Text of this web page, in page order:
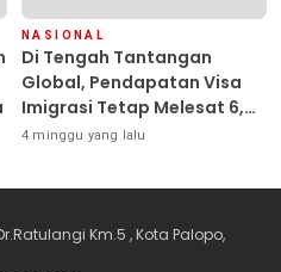
NASIONAL
Di Tengah Tantangan
Global, Pendapatan Visa
Imigrasi Tetap Melesat 6,42
Persen
4 minggu yang lalu
Km.5 , Kota Palopo,